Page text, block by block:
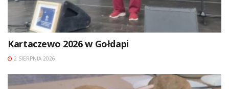
Kartaczewo 2026 w Gołdapi
2 SIERPNIA 2026